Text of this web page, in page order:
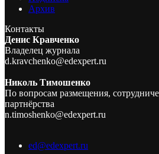
Архив
Контакты
Денис Кравченко
Владелец журнала
d.kravchenko@edexpert.ru
Николь Тимошенко
По вопросам размещения,
партнёрства
n.timoshenko@edexpert.ru
ed@edexpert.ru